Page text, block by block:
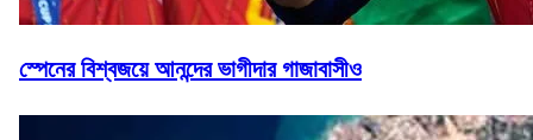
স্পেনের বিশ্বজয়ে আনন্দের ভাগীদার গাজাবাসীও